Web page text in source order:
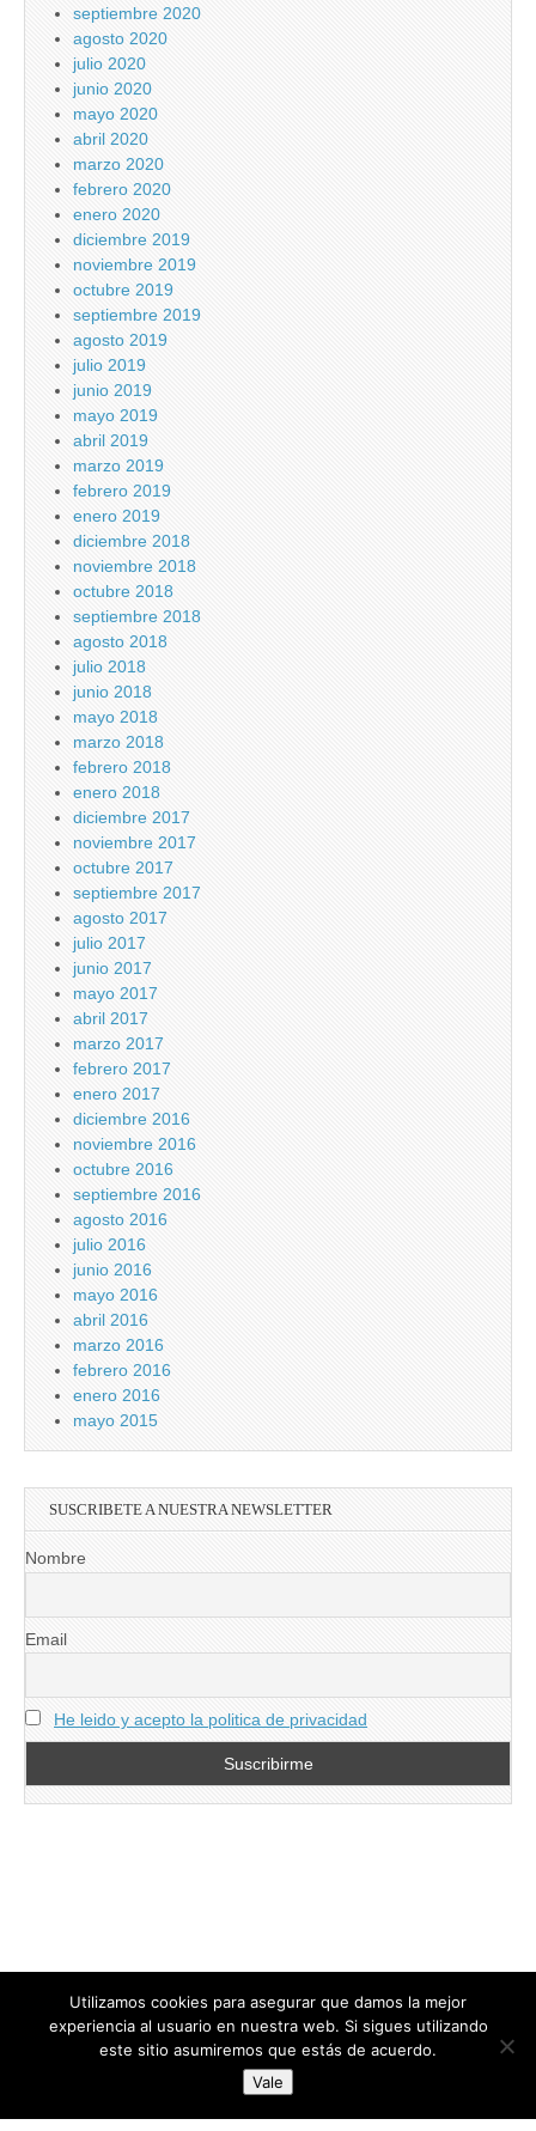
septiembre 2020
agosto 2020
julio 2020
junio 2020
mayo 2020
abril 2020
marzo 2020
febrero 2020
enero 2020
diciembre 2019
noviembre 2019
octubre 2019
septiembre 2019
agosto 2019
julio 2019
junio 2019
mayo 2019
abril 2019
marzo 2019
febrero 2019
enero 2019
diciembre 2018
noviembre 2018
octubre 2018
septiembre 2018
agosto 2018
julio 2018
junio 2018
mayo 2018
marzo 2018
febrero 2018
enero 2018
diciembre 2017
noviembre 2017
octubre 2017
septiembre 2017
agosto 2017
julio 2017
junio 2017
mayo 2017
abril 2017
marzo 2017
febrero 2017
enero 2017
diciembre 2016
noviembre 2016
octubre 2016
septiembre 2016
agosto 2016
julio 2016
junio 2016
mayo 2016
abril 2016
marzo 2016
febrero 2016
enero 2016
mayo 2015
SUSCRIBETE A NUESTRA NEWSLETTER
Nombre
Email
He leido y acepto la politica de privacidad
directoresdeseguridad.es
Diseñado por Centro Andaluz de Estudios y Entrenamiento
Utilizamos cookies para asegurar que damos la mejor
experiencia al usuario en nuestra web. Si sigues utilizando
este sitio asumiremos que estás de acuerdo.
Vale